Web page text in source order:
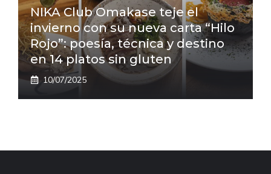
NIKA Club Omakase teje el
invierno con su nueva carta “Hilo
Rojo”: poesía, técnica y destino
en 14 platos sin gluten
10/07/2025